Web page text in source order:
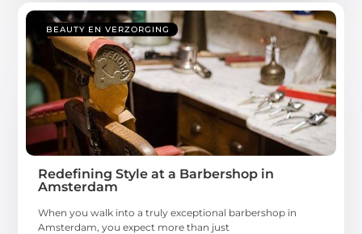
BEAUTY EN VERZORGING
Redefining Style at a Barbershop in
Amsterdam
When you walk into a truly exceptional barbershop in
Amsterdam, you expect more than just